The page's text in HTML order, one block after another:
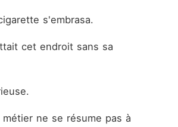
s'embrasa.
cet endroit sans sa
ne se résume pas à